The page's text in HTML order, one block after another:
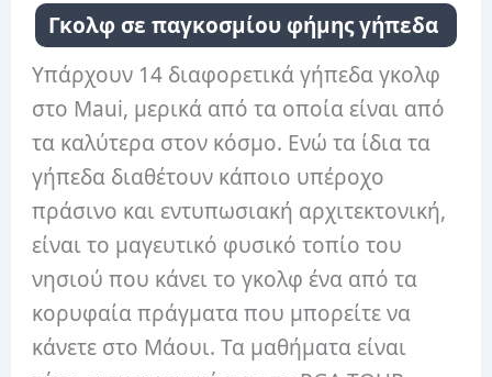
Γκολφ σε παγκοσμίου φήμης γήπεδα
Υπάρχουν 14 διαφορετικά γήπεδα γκολφ
στο Maui, μερικά από τα οποία είναι από
τα καλύτερα στον κόσμο. Ενώ τα ίδια τα
γήπεδα διαθέτουν κάποιο υπέροχο
πράσινο και εντυπωσιακή αρχιτεκτονική,
είναι το μαγευτικό φυσικό τοπίο του
νησιού που κάνει το γκολφ ένα από τα
κορυφαία πράγματα που μπορείτε να
κάνετε στο Μάουι. Τα μαθήματα είναι